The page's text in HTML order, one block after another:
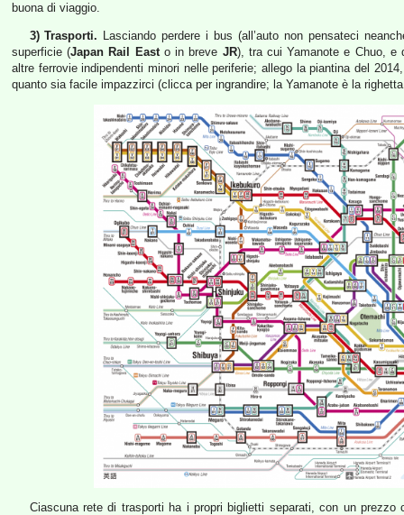
buona di viaggio.
3) Trasporti. Lasciando perdere i bus (all’auto non pensateci
superficie (Japan Rail Easto in breve JR), tra cui Yamanote e Chuo, e
altre ferrovie indipendenti minori nelle periferie; allego la piantina del
quanto sia facile impazzirci (clicca per ingrandire; la Yamanote è la
Ciascuna rete di trasporti ha i propri biglietti separati, con un